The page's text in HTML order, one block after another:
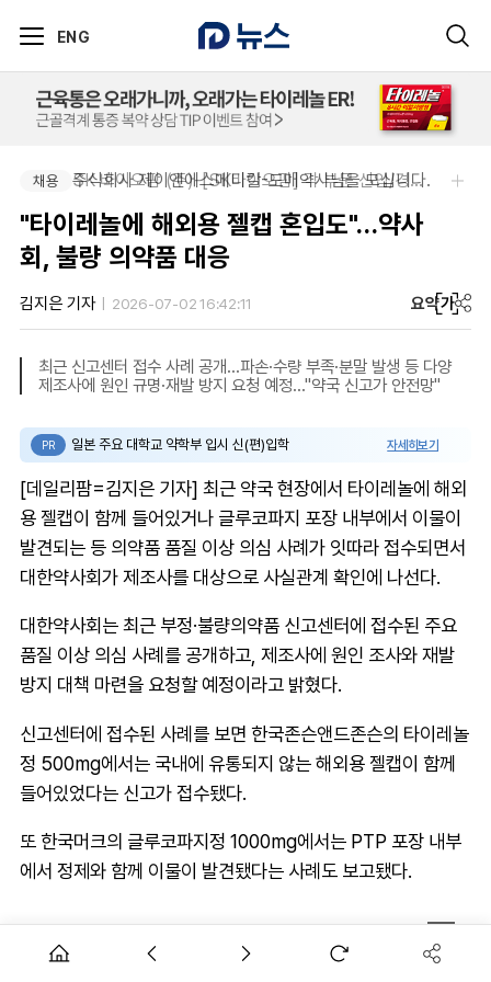
ENG
채용 주식회사 제이앤에스메디칼-도매약사님을 모십니다.
채용 SK 바이오팜 (주)-[SK바이오팜] 각 부문 신입/경력 구성원 영입
"타이레놀에 해외용 젤캡 혼입도"…약사
회, 불량 의약품 대응
김지은 기자 2026-07-02 16:42:11 요약가
최근 신고센터 접수 사례 공개…파손·수량 부족·분말 발생 등 다양
제조사에 원인 규명·재발 방지 요청 예정…"약국 신고가 안전망"
PR 일본 주요 대학교 약학부 입시 신(편)입학 자세히보기
[데일리팜=김지은 기자] 최근 약국 현장에서 타이레놀에 해외
용 젤캡이 함께 들어있거나 글루코파지 포장 내부에서 이물이
발견되는 등 의약품 품질 이상 의심 사례가 잇따라 접수되면서
대한약사회가 제조사를 대상으로 사실관계 확인에 나선다.
대한약사회는 최근 부정·불량의약품 신고센터에 접수된 주요
품질 이상 의심 사례를 공개하고, 제조사에 원인 조사와 재발
방지 대책 마련을 요청할 예정이라고 밝혔다.
신고센터에 접수된 사례를 보면 한국존슨앤드존슨의 타이레놀
정 500mg에서는 국내에 유통되지 않는 해외용 젤캡이 함께
들어있었다는 신고가 접수됐다.
또 한국머크의 글루코파지정 1000mg에서는 PTP 포장 내부
에서 정제와 함께 이물이 발견됐다는 사례도 보고됐다.